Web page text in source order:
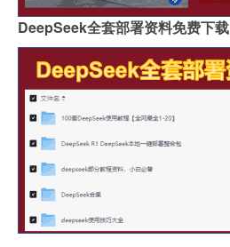
DeepSeek全套部署资料免费下载